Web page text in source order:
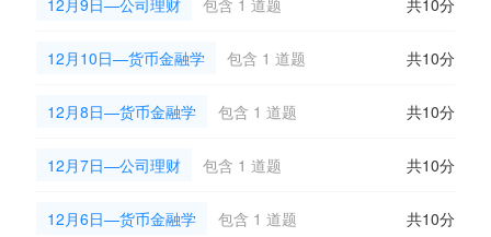
12月9日—公司理财 包含 1 道题 共10分
12月10日—货币金融学 包含 1 道题 共10分
12月8日—货币金融学 包含 1 道题 共10分
12月7日—公司理财 包含 1 道题 共10分
12月6日—货币金融学 包含 1 道题 共10分